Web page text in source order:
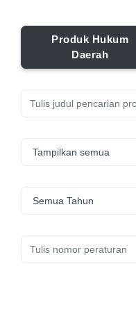
Produk Hukum
Daerah